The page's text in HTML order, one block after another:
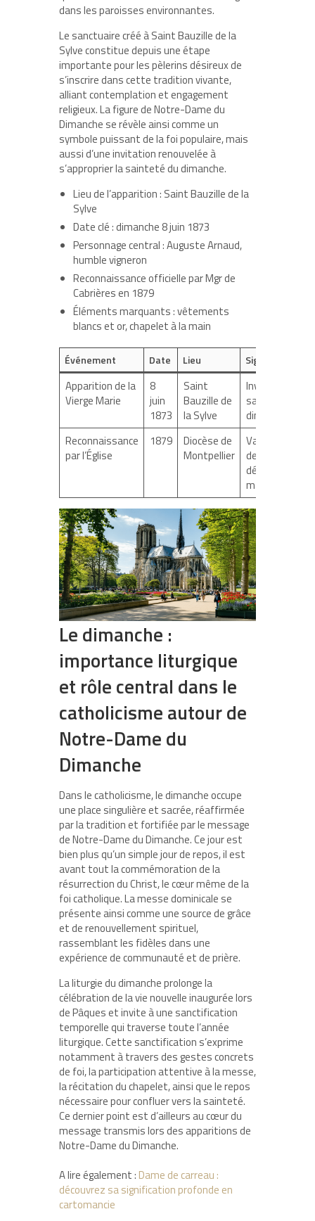
dans les paroisses environnantes.
Le sanctuaire créé à Saint Bauzille de la
Sylve constitue depuis une étape
importante pour les pèlerins désireux de
s’inscrire dans cette tradition vivante,
alliant contemplation et engagement
religieux. La figure de Notre-Dame du
Dimanche se révèle ainsi comme un
symbole puissant de la foi populaire, mais
aussi d’une invitation renouvelée à
s’approprier la sainteté du dimanche.
Lieu de l’apparition : Saint Bauzille de la
Sylve
Date clé : dimanche 8 juin 1873
Personnage central : Auguste Arnaud,
humble vigneron
Reconnaissance officielle par Mgr de
Cabrières en 1879
Éléments marquants : vêtements
blancs et or, chapelet à la main
Événement Date Lieu Signification
Apparition de la
Vierge Marie
8
juin
1873
Saint
Bauzille de
la Sylve
Invitation à
sanctifier le
dimanche
Reconnaissance
par l’Église
1879
Diocèse de
Montpellier
Validation
de la
dévotion
mariale
Le dimanche :
importance liturgique
et rôle central dans le
catholicisme autour de
Notre-Dame du
Dimanche
Dans le catholicisme, le dimanche occupe
une place singulière et sacrée, réaffirmée
par la tradition et fortifiée par le message
de Notre-Dame du Dimanche. Ce jour est
bien plus qu’un simple jour de repos, il est
avant tout la commémoration de la
résurrection du Christ, le cœur même de la
foi catholique. La messe dominicale se
présente ainsi comme une source de grâce
et de renouvellement spirituel,
rassemblant les fidèles dans une
expérience de communauté et de prière.
La liturgie du dimanche prolonge la
célébration de la vie nouvelle inaugurée lors
de Pâques et invite à une sanctification
temporelle qui traverse toute l’année
liturgique. Cette sanctification s’exprime
notamment à travers des gestes concrets
de foi, la participation attentive à la messe,
la récitation du chapelet, ainsi que le repos
nécessaire pour confluer vers la sainteté.
Ce dernier point est d’ailleurs au cœur du
message transmis lors des apparitions de
Notre-Dame du Dimanche.
A lire également : Dame de carreau :
découvrez sa signification profonde en
cartomancie